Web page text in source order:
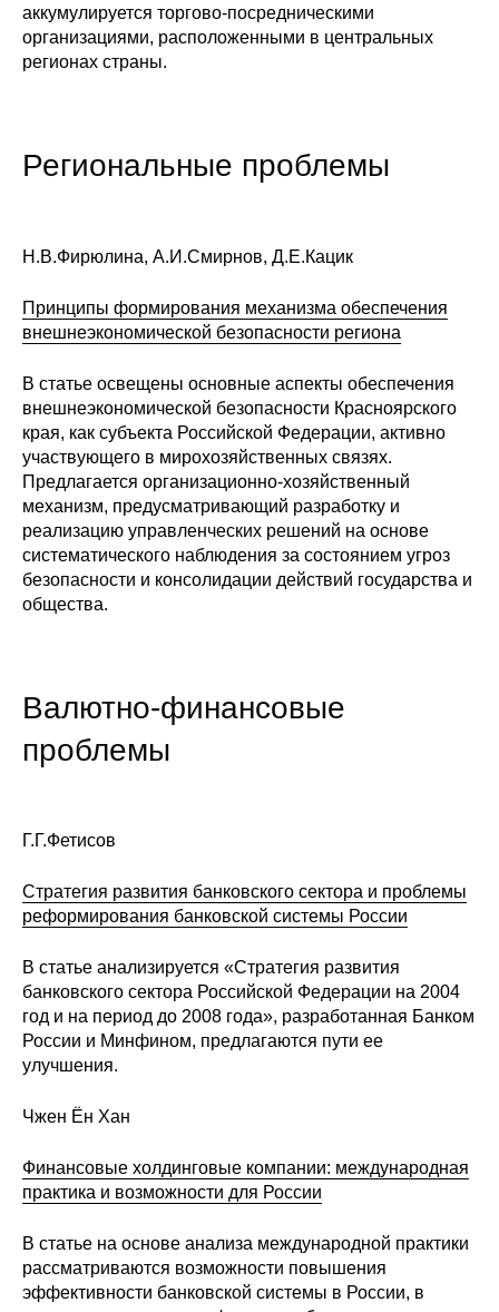
Материалы
Конкурсы и вакансии
аккумулируется торгово-посредническими
организациями, расположенными в центральных
регионах страны.
Региональные проблемы
Н.В.Фирюлина, А.И.Смирнов, Д.Е.Кацик
Принципы формирования механизма обеспечения
внешнеэкономической безопасности региона
В статье освещены основные аспекты обеспечения
внешнеэкономической безопасности Красноярского
края, как субъекта Российской Федерации, активно
участвующего в мирохозяйственных связях.
Предлагается организационно-хозяйственный
механизм, предусматривающий разработку и
реализацию управленческих решений на основе
систематического наблюдения за состоянием угроз
безопасности и консолидации действий государства и
общества.
Валютно-финансовые
проблемы
Г.Г.Фетисов
Стратегия развития банковского сектора и проблемы
реформирования банковской системы России
В статье анализируется «Стратегия развития
банковского сектора Российской Федерации на 2004
год и на период до 2008 года», разработанная Банком
России и Минфином, предлагаются пути ее
улучшения.
Чжен Ён Хан
Финансовые холдинговые компании: международная
практика и возможности для России
В статье на основе анализа международной практики
рассматриваются возможности повышения
эффективности банковской системы в России, в